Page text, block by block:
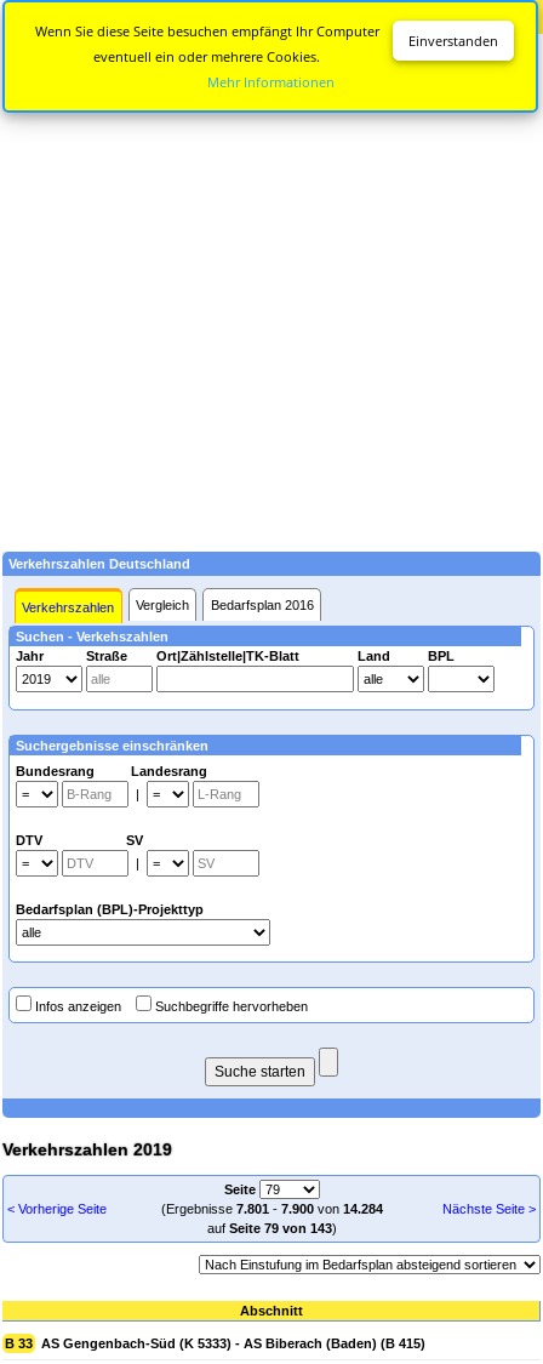
Verkehrszahlen Deutschland
Verkehrszahlen Vergleich Bedarfsplan 2016
Suchen - Verkehszahlen
Jahr
Straße Ort|Zählstelle|TK-Blatt Land BPL
Suchergebnisse einschränken
Bundesrang Landesrang
|
DTV SV
|
Bedarfsplan (BPL)-Projekttyp
Infos anzeigen Suchbegriffe hervorheben
Verkehrszahlen 2019
< Vorherige Seite
Seite
(Ergebnisse 7.801- 7.900von 14.284
auf Seite 79 von 143)
Nächste Seite >
Abschnitt
B 33 AS Gengenbach-Süd (K 5333) - AS Biberach (Baden) (B 415)
Einverstanden
Wenn Sie diese Seite besuchen empfängt Ihr Computer
eventuell ein oder mehrere Cookies.
Mehr Informationen